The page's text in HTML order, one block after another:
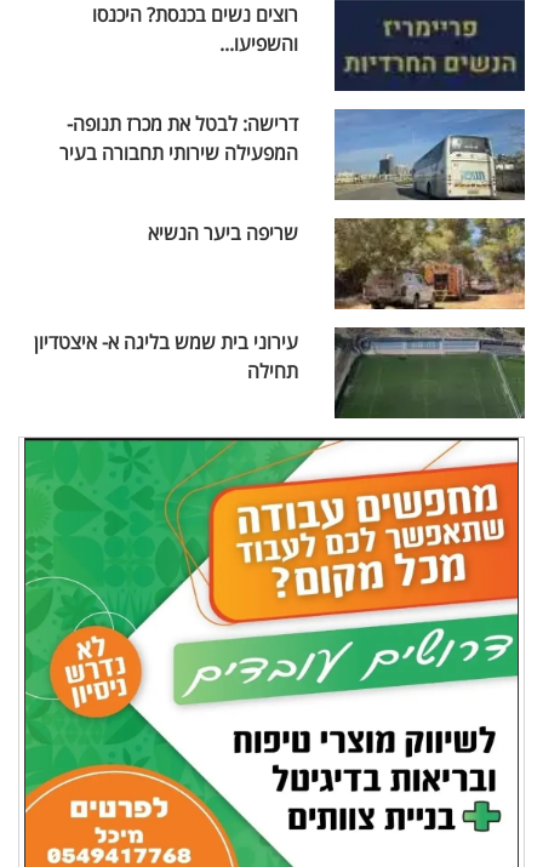
רוצים נשים בכנסת? היכנסו
והשפיעו...
דרישה: לבטל את מכרז תנופה-
המפעילה שירותי תחבורה בעיר
שריפה ביער הנשיא
עירוני בית שמש בליגה א- איצטדיון
תחילה